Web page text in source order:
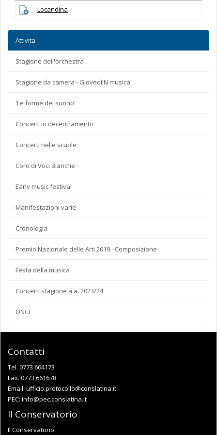
Locandina
Attivita'
Stagione dell'orchestra
Stagione da camera - GiovedìIN musica
'Le forme del suono'
Concerti in decentramento
Concerti nelle scuole
Coro di Voci Bianche
Early music festival
Manifestazioni varie
Cronologia
Premio Nazionale delle Arti 2019 - Composizione
Festa della musica
Concerti stagione a.a. 2023/24
ONCI
Contatti
Tel. 0773 664173
Fax. 0773 661678
Email: ufficio.protocollo@conslatina.it
PEC: info@pec.conslatina.it
Il Conservatorio
Il Conservatorio